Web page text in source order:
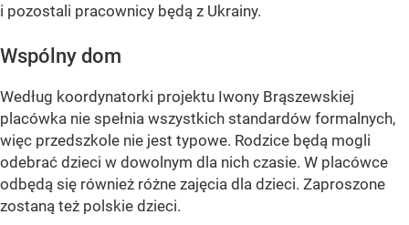
i pozostali pracownicy będą z Ukrainy.
Wspólny dom
Według koordynatorki projektu Iwony Brąszewskiej
placówka nie spełnia wszystkich standardów formalnych,
więc przedszkole nie jest typowe. Rodzice będą mogli
odebrać dzieci w dowolnym dla nich czasie. W placówce
odbędą się również różne zajęcia dla dzieci. Zaproszone
zostaną też polskie dzieci.